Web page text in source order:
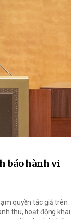
báo hành vi
quyền tác giả trên
thu, hoạt động khai